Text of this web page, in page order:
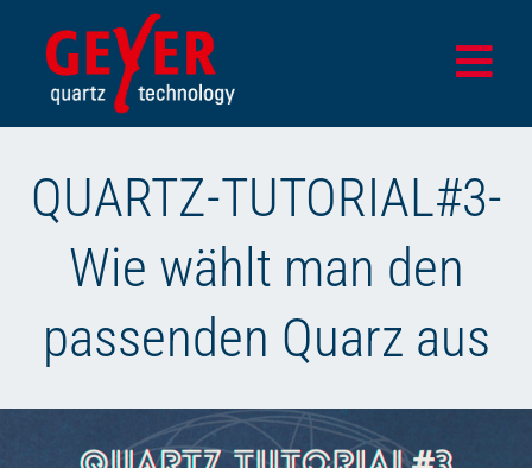
Inhalt
springen
Produkte
Design- & Testcenter
Unternehmen
QUARTZ-TUTORIAL#3-
Wie wählt man den
passenden Quarz aus